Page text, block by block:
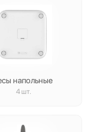
напольные
4 шт.